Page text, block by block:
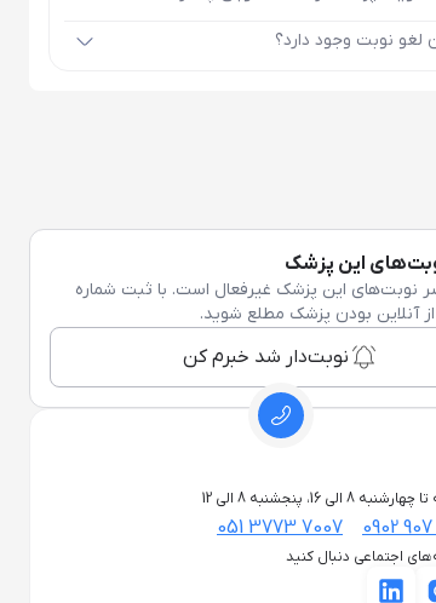
لغو نوبت وجود دارد؟
این پزشک
نوبت‌های این پزشک غیرفعال است. با ثبت شماره
آنلاین بودن پزشک مطلع شوید.
نوبت‌دار شد خبرم کن
16، پنجشنبه 8 الی 12
0902
051 3773 7007
اجتماعی دنبال کنید